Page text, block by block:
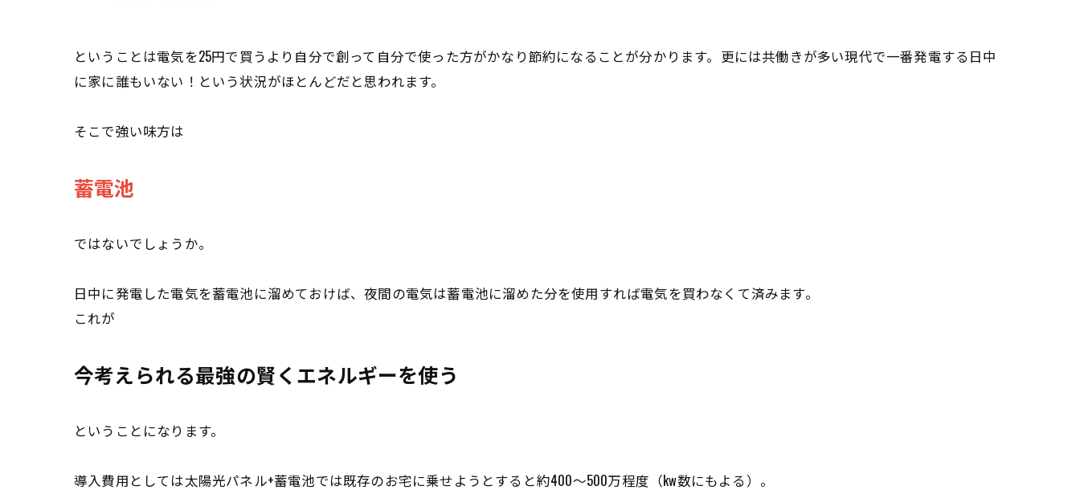
ということは電気を25円で買うより自分で創って自分で使った方がかなり節約になることが分かります。更には共働きが多い現代で一番発電する日中
に家に誰もいない！という状況がほとんどだと思われます。
そこで強い味方は
蓄電池
ではないでしょうか。
日中に発電した電気を蓄電池に溜めておけば、夜間の電気は蓄電池に溜めた分を使用すれば電気を買わなくて済みます。
これが
今考えられる最強の賢くエネルギーを使う
ということになります。
導入費用としては太陽光パネル+蓄電池では既存のお宅に乗せようとすると約400～500万程度（kw数にもよる）。